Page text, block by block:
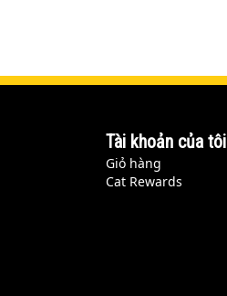
Tài khoản của tôi
Giỏ hàng
Cat Rewards